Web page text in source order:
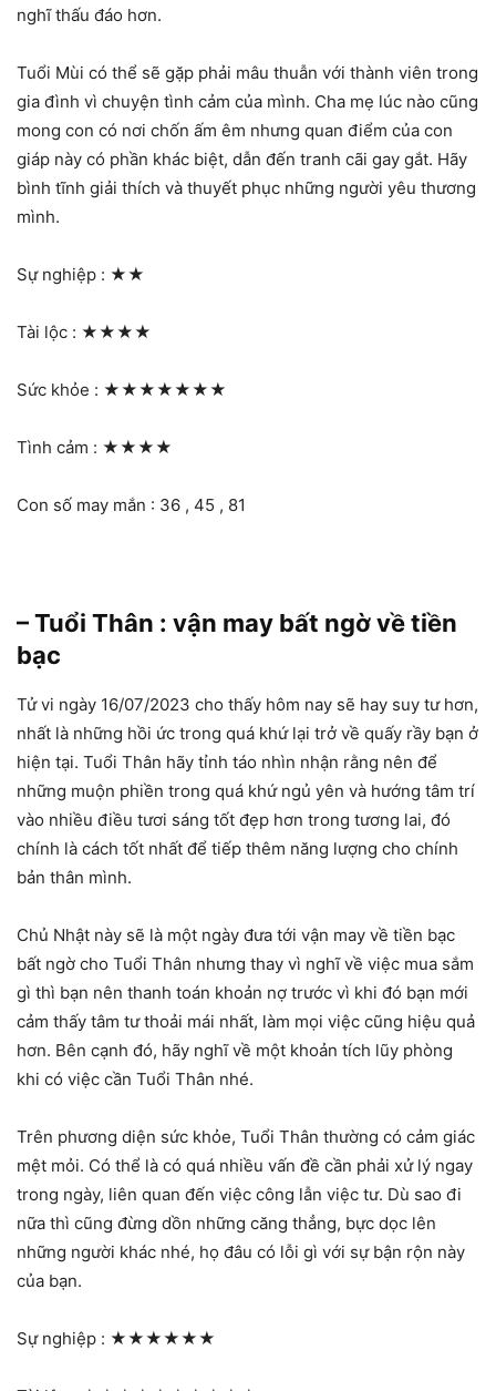
nghĩ thấu đáo hơn.
Tuổi Mùi có thể sẽ gặp phải mâu thuẫn với thành viên trong
gia đình vì chuyện tình cảm của mình. Cha mẹ lúc nào cũng
mong con có nơi chốn ấm êm nhưng quan điểm của con
giáp này có phần khác biệt, dẫn đến tranh cãi gay gắt. Hãy
bình tĩnh giải thích và thuyết phục những người yêu thương
mình.
Sự nghiệp : ★★
Tài lộc : ★★★★
Sức khỏe : ★★★★★★★
Tình cảm : ★★★★
Con số may mắn : 36 , 45 , 81
– Tuổi Thân : vận may bất ngờ về tiền
bạc
Tử vi ngày 16/07/2023 cho thấy hôm nay sẽ hay suy tư hơn,
nhất là những hồi ức trong quá khứ lại trở về quấy rầy bạn ở
hiện tại. Tuổi Thân hãy tỉnh táo nhìn nhận rằng nên để
những muộn phiền trong quá khứ ngủ yên và hướng tâm trí
vào nhiều điều tươi sáng tốt đẹp hơn trong tương lai, đó
chính là cách tốt nhất để tiếp thêm năng lượng cho chính
bản thân mình.
Chủ Nhật này sẽ là một ngày đưa tới vận may về tiền bạc
bất ngờ cho Tuổi Thân nhưng thay vì nghĩ về việc mua sắm
gì thì bạn nên thanh toán khoản nợ trước vì khi đó bạn mới
cảm thấy tâm tư thoải mái nhất, làm mọi việc cũng hiệu quả
hơn. Bên cạnh đó, hãy nghĩ về một khoản tích lũy phòng
khi có việc cần Tuổi Thân nhé.
Trên phương diện sức khỏe, Tuổi Thân thường có cảm giác
mệt mỏi. Có thể là có quá nhiều vấn đề cần phải xử lý ngay
trong ngày, liên quan đến việc công lẫn việc tư. Dù sao đi
nữa thì cũng đừng dồn những căng thẳng, bực dọc lên
những người khác nhé, họ đâu có lỗi gì với sự bận rộn này
của bạn.
Sự nghiệp : ★★★★★★